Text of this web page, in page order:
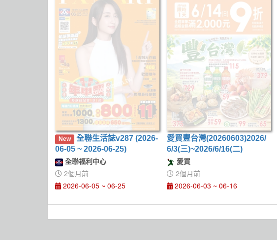
New
06-05 ~ 2026-06-25)
全聯福利中心
2個月前
2026-06-05 ~ 06-25
愛買豐台灣(20260603)2026/
6/3(三)~2026/6/16(二)
愛買
2個月前
2026-06-03 ~ 06-16